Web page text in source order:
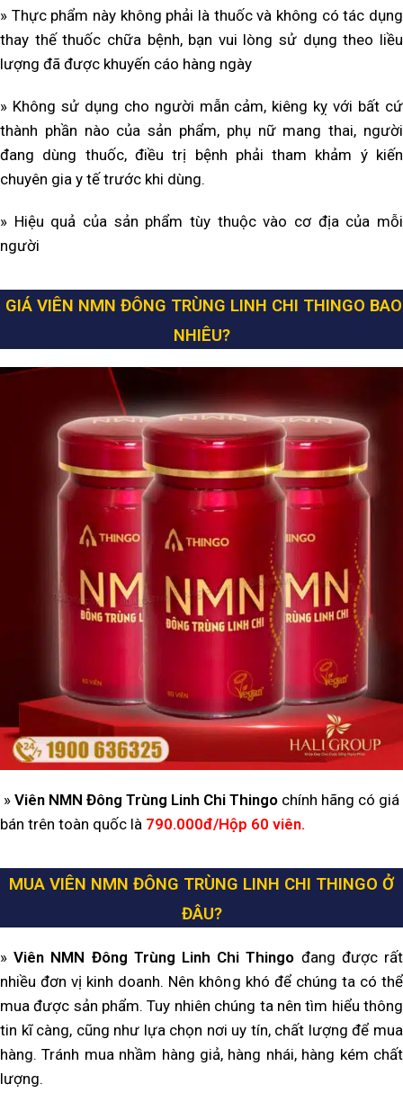
» Thực phẩm này không phải là thuốc và không có tác dụng
thay thế thuốc chữa bệnh, bạn vui lòng sử dụng theo liều
lượng đã được khuyến cáo hàng ngày
» Không sử dụng cho người mẫn cảm, kiêng kỵ với bất cứ
thành phần nào của sản phẩm, phụ nữ mang thai, người
đang dùng thuốc, điều trị bệnh phải tham khảm ý kiến
chuyên gia y tế trước khi dùng.
» Hiệu quả của sản phẩm tùy thuộc vào cơ địa của mỗi
người
GIÁ VIÊN NMN ĐÔNG TRÙNG LINH CHI THINGO BAO
NHIÊU?
» Viên NMN Đông Trùng Linh Chi Thingo chính hãng có giá
bán trên toàn quốc là 790.000đ/Hộp 60 viên.
MUA VIÊN NMN ĐÔNG TRÙNG LINH CHI THINGO Ở
ĐÂU?
»Viên NMN Đông Trùng Linh Chi Thingo đang được rất
nhiều đơn vị kinh doanh. Nên không khó để chúng ta có thể
mua được sản phẩm. Tuy nhiên chúng ta nên tìm hiểu thông
tin kĩ càng, cũng như lựa chọn nơi uy tín, chất lượng để mua
hàng. Tránh mua nhầm hàng giả, hàng nhái, hàng kém chất
lượng.